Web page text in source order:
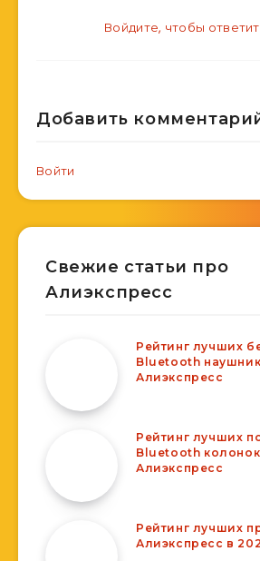
Войдите, чтобы
Добавить
Войти
Свежие статьи про
Алиэкспресс
Рейтинг лучших
Bluetooth
Алиэкспресс
Рейтинг лучших
Bluetooth колонок
Алиэкспресс
Рейтинг лучших
Алиэкспресс в